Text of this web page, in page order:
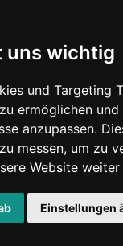
uns wichtig
und Targeting
ermöglichen
anzupassen.
messen, um zu
Website
Einstellungen
Presseanfrage
HILFE &
Häufig gestellte
Anfrage stellen